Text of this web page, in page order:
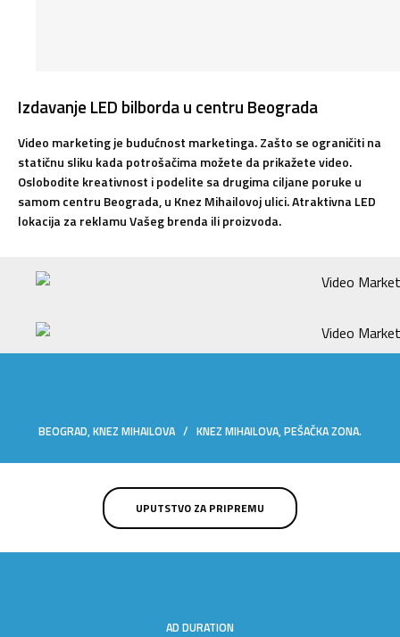
Izdavanje LED bilborda u centru Beograda
Video marketing je budućnost marketinga. Zašto se ograničiti na
statičnu sliku kada potrošačima možete da prikažete video.
Oslobodite kreativnost i podelite sa drugima ciljane poruke u
samom centru Beograda, u Knez Mihailovoj ulici. Atraktivna LED
lokacija za reklamu Vašeg brenda ili proizvoda.
BEOGRAD, KNEZ MIHAILOVA / KNEZ MIHAILOVA, PEŠAČKA ZONA.
UPUTSTVO ZA PRIPREMU
AD DURATION